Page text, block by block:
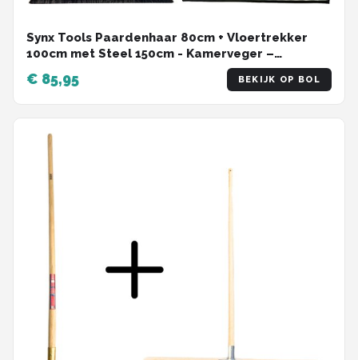
Synx Tools Paardenhaar 80cm + Vloertrekker
100cm met Steel 150cm - Kamerveger –
Vloerreiniger – Moppen – Zachte binnenbezem
met steel 160cm
€ 85,95 BEKIJK OP BOL